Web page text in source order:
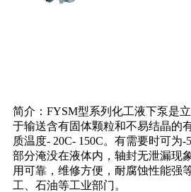
简介：FYSM型系列化工液下泵是
于输送含有固体颗粒和不易结晶的
质温度- 20C- 150C。有需要时可为-
部分淹没在液体内，轴封无泄漏现
用可靠，维修方便，耐腐蚀性能强
工、石油等工业部门。